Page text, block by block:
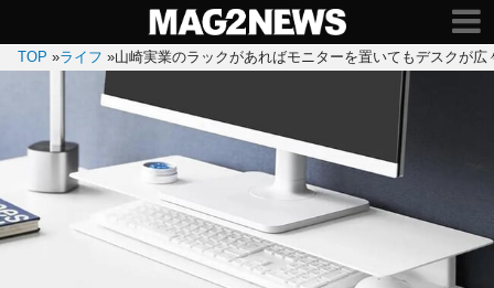
TOP »ライフ »山崎実業のラックがあればモニターを置いてもデスクが